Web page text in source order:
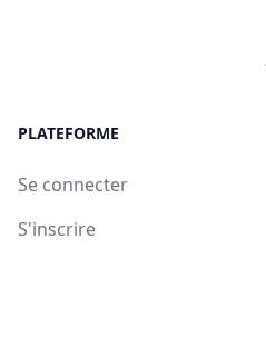
PLATEFORME
Se connecter
S'inscrire